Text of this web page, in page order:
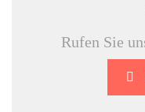
Rufen Sie